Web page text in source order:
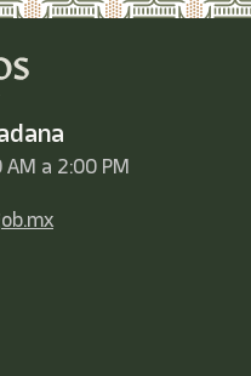
a 2:00 PM